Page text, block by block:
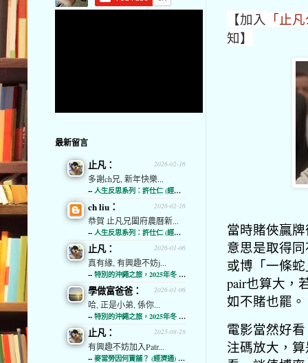
【加入 「止
知】
當時賭俠贏
意思是取得
或博「一條
pair也算大，
如不賭也罷。
電影當然好
注碼放大，
最新留言
2026-02-16
止凡：
多謝ch兄, 新年快樂...
-- 人生反思系列：許仕仁 (經濟通)
2026-02-16
ch liu：
恭賀 止凡兄闔府農曆新...
-- 人生反思系列：許仕仁 (經濟通)
2026-01-06
止凡：
真有緣, 有興趣不妨j...
-- 特別的沖繩之旅，2025年冬 (經濟通)
2026-01-06
學做富爸爸：
哈, 正是小弟, 係你...
-- 特別的沖繩之旅，2025年冬 (經濟通)
2025-08-28
止凡：
有興趣不妨加入Patr...
-- 麥當勞因何賣舖？ (經濟通) (略)